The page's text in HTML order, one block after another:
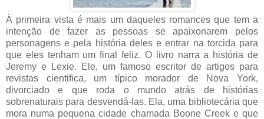
À primeira vista é mais um daqueles romances que tem a
intenção de fazer as pessoas se apaixonarem pelos
personagens e pela história deles e entrar na torcida para
que eles tenham um final feliz. O livro narra a história de
Jeremy e Lexie. Ele, um famoso escritor de artigos para
revistas cientifica, um típico morador de Nova York,
divorciado e que roda o mundo atrás de histórias
sobrenaturais para desvendá-las. Ela, uma bibliotecária que
mora numa pequena cidade chamada Boone Creek e que